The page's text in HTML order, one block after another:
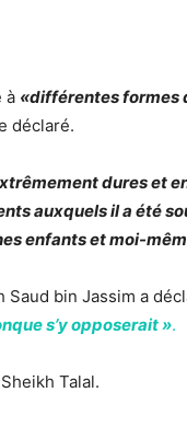
à «différentes formes
déclaré.
dures et
auxquels il a été
enfants et moi-
Saud bin Jassim a
s’y opposerait ».
Talal.